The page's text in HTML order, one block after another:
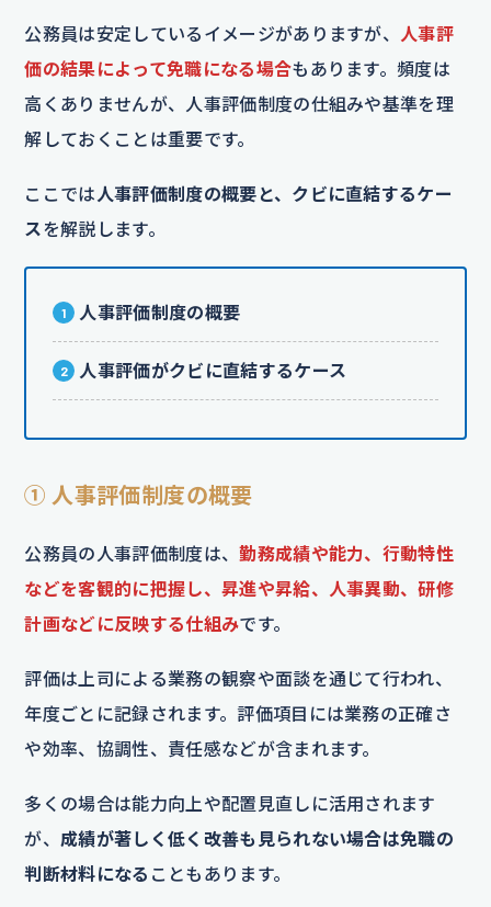
公務員は安定しているイメージがありますが、 人事評
価の結果によって免職になる場合もあります。頻度は
高くありませんが、人事評価制度の仕組みや基準を理
解しておくことは重要です。
ここでは 人事評価制度の概要と、クビに直結するケー
スを解説します。
人事評価制度の概要
人事評価がクビに直結するケース
① 人事評価制度の概要
公務員の人事評価制度は、勤務成績や能力、行動特性
などを客観的に把握し、昇進や昇給、人事異動、研修
計画などに反映する仕組みです。
評価は上司による業務の観察や面談を通じて行われ、
年度ごとに記録されます。評価項目には業務の正確さ
や効率、協調性、責任感などが含まれます。
多くの場合は能力向上や配置見直しに活用されます
が、 成績が著しく低く改善も見られない場合は免職の
判断材料になる こともあります。